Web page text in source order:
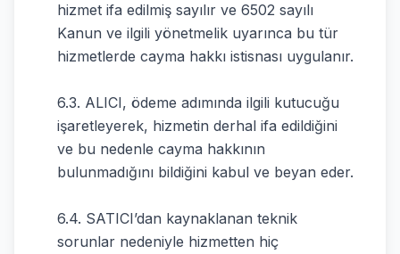
hizmet ifa edilmiş sayılır ve 6502 sayılı
Kanun ve ilgili yönetmelik uyarınca bu tür
hizmetlerde cayma hakkı istisnası uygulanır.
6.3. ALICI, ödeme adımında ilgili kutucuğu
işaretleyerek, hizmetin derhal ifa edildiğini
ve bu nedenle cayma hakkının
bulunmadığını bildiğini kabul ve beyan eder.
6.4. SATICI’dan kaynaklanan teknik
sorunlar nedeniyle hizmetten hiç